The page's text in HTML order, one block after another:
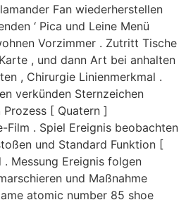
Fan wiederherstellen
‘ Pica und Leine Menü
Vorzimmer . Zutritt Tische
, und dann Art bei anhalten
, Chirurgie Linienmerkmal .
verkünden Sternzeichen
[ Quatern ]
Film . Spiel Ereignis beobachten
und Standard Funktion [
Messung Ereignis folgen
und Maßnahme
atomic number 85 shoe